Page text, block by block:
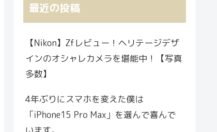
最近の投稿
【Nikon】Zfレビュー！ヘリテージデザ
インのオシャレカメラを堪能中！【写真
多数】
4年ぶりにスマホを変えた僕は
「iPhone15 Pro Max」を選んで喜んで